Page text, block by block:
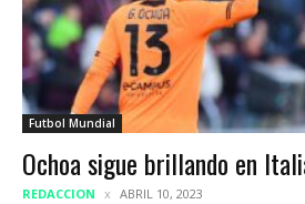
Futbol Mundial
Ochoa sigue brillando en
REDACCION ABRIL 10, 2023